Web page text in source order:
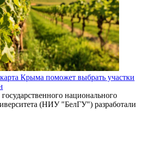
Крыма поможет выбрать участки
национального
(НИУ "БелГУ") разработали